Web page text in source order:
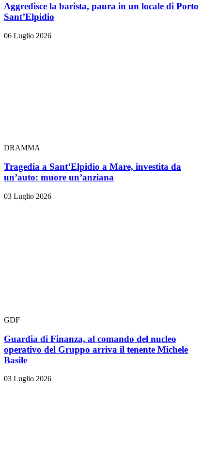
Aggredisce la barista, paura in un locale di Porto
Sant’Elpidio
06 Luglio 2026
DRAMMA
Tragedia a Sant’Elpidio a Mare, investita da
un’auto: muore un’anziana
03 Luglio 2026
GDF
Guardia di Finanza, al comando del nucleo
operativo del Gruppo arriva il tenente Michele
Basile
03 Luglio 2026